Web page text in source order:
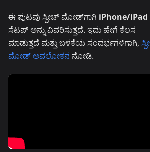
ಈ ಪುಟವು ಸ್ಪೀಚ್ ಮೋಡ್‌ಗಾಗಿ iPhone/iPad
ಸೆಟಪ್ ಅನ್ನು ವಿವರಿಸುತ್ತದೆ. ಇದು ಹೇಗೆ ಕೆಲಸ
ಮಾಡುತ್ತದೆ ಮತ್ತು ಬಳಕೆಯ ಸಂದರ್ಭಗಳಿಗಾಗಿ,
ಮೋಡ್ ಅವಲೋಕನ ನೋಡಿ.